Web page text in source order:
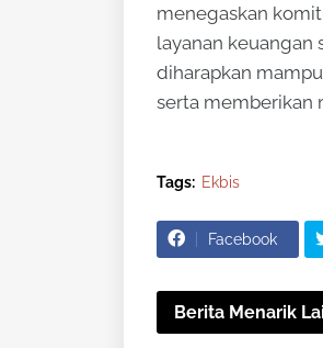
menegaskan
layanan keuangan
diharapkan
serta memberikan
Tags: Ekbis
Facebook
Berita Menarik